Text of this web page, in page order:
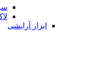
ابزار آرایشی